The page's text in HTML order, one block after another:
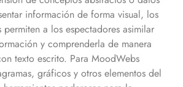
información de forma visual, los
a los espectadores asimilar
y comprenderla de manera
texto escrito. Para MoodWebs
gráficos y otros elementos del